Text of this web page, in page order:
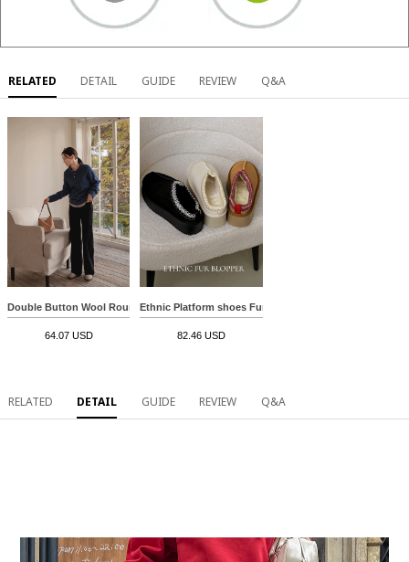
RELATED DETAIL GUIDE REVIEW Q&A
Double Button Wool Round Knitwear
64.07 USD
Ethnic Platform shoes Fur Blopper
82.46 USD
RELATED DETAIL GUIDE REVIEW Q&A